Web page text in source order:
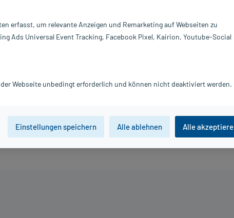
3.051,80 €
Beratung für Produktalternativen:Tel. 03491-
Achtung Kühlware! Artikel wird gekühlt verschickt,
erfasst, um relevante Anzeigen und Remarketing auf Webseiten zu
Ads Universal Event Tracking, Facebook Pixel, Kairion, Youtube-Social
Webseite unbedingt erforderlich und können nicht deaktiviert werden.
Einstellungen speichern Alle ablehnen Alle